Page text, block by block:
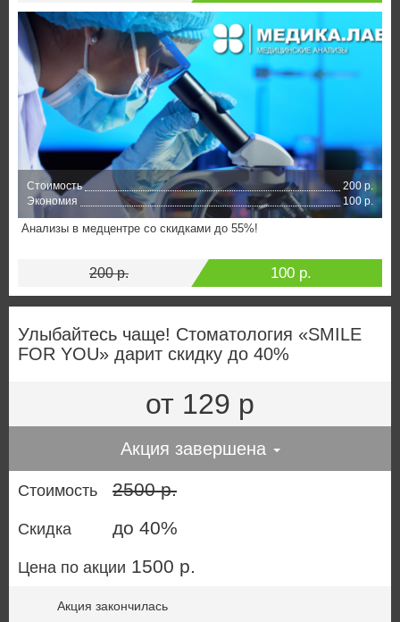
Стоимость
200 р.
Экономия
100 р.
Анализы в медцентре со скидками до 55%!
200 р. 100 р.
Улыбайтесь чаще! Стоматология «SMILE
FOR YOU» дарит скидку до 40%
от 129 р
Акция завершена
Стоимость 2500 р.
Скидка до 40%
Цена по акции 1500 р.
Акция закончилась